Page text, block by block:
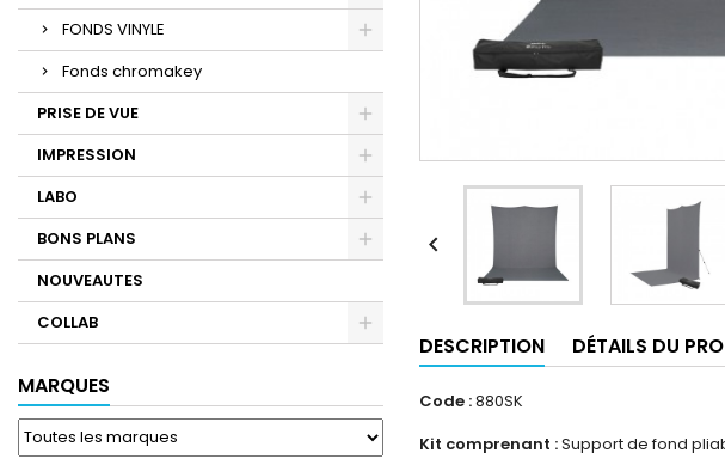
FONDS VINYLE
Fonds chromakey
PRISE DE VUE
IMPRESSION
LABO
BONS PLANS
NOUVEAUTES
COLLAB
MARQUES

DESCRIPTION DÉTAILS DU
Code :880SK
Kit comprenant :Support de fond